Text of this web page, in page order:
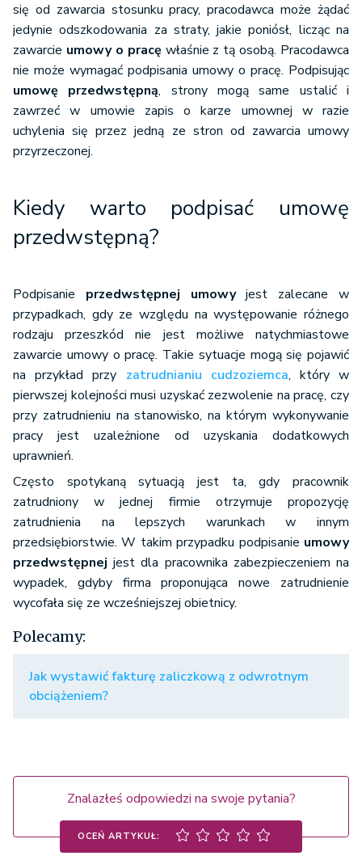
się od zawarcia stosunku pracy, pracodawca może żądać
jedynie odszkodowania za straty, jakie poniósł, licząc na
zawarcie umowy o pracę właśnie z tą osobą. Pracodawca
nie może wymagać podpisania umowy o pracę. Podpisując
umowę przedwstępną, strony mogą same ustalić i
zawrzeć w umowie zapis o karze umownej w razie
uchylenia się przez jedną ze stron od zawarcia umowy
przyrzeczonej.
Kiedy warto podpisać umowę
przedwstępną?
Podpisanie przedwstępnej umowyjest zalecane w
przypadkach, gdy ze względu na występowanie różnego
rodzaju przeszkód nie jest możliwe natychmiastowe
zawarcie umowy o pracę. Takie sytuacje mogą się pojawić
na przykład przy zatrudnianiu cudzoziemca, który w
pierwszej kolejności musi uzyskać zezwolenie na pracę, czy
przy zatrudnieniu na stanowisko, na którym wykonywanie
pracy jest uzależnione od uzyskania dodatkowych
uprawnień.
Często spotykaną sytuacją jest ta, gdy pracownik
zatrudniony w jednej firmie otrzymuje propozycję
zatrudnienia na lepszych warunkach w innym
przedsiębiorstwie. W takim przypadku podpisanie umowy
przedwstępnej jest dla pracownika zabezpieczeniem na
wypadek, gdyby firma proponująca nowe zatrudnienie
wycofała się ze wcześniejszej obietnicy.
Polecamy:
Jak wystawić fakturę zaliczkową z odwrotnym
obciążeniem?
Znalazłeś odpowiedzi na swoje pytania?
OCEŃ ARTYKUŁ: